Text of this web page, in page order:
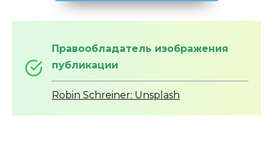
Правообладатель изображения
публикации
Robin Schreiner: Unsplash